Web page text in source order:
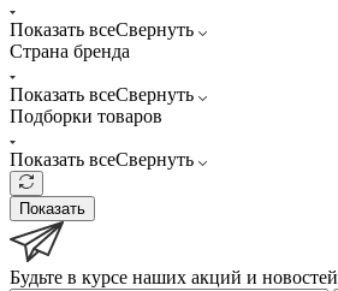
Показать всеСвернуть
Страна бренда
Показать всеСвернуть
Подборки товаров
Показать всеСвернуть
Показать
Будьте в курсе наших акций и новостей